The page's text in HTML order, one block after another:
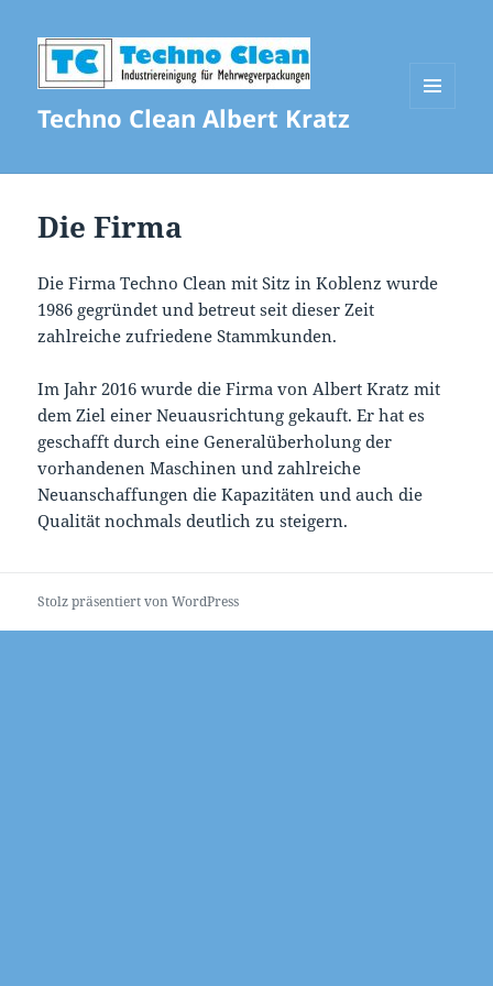
Techno Clean Albert Kratz
Die Firma
Die Firma Techno Clean mit Sitz in Koblenz wurde
1986 gegründet und betreut seit dieser Zeit
zahlreiche zufriedene Stammkunden.
Im Jahr 2016 wurde die Firma von Albert Kratz mit
dem Ziel einer Neuausrichtung gekauft. Er hat es
geschafft durch eine Generalüberholung der
vorhandenen Maschinen und zahlreiche
Neuanschaffungen die Kapazitäten und auch die
Qualität nochmals deutlich zu steigern.
Stolz präsentiert von WordPress